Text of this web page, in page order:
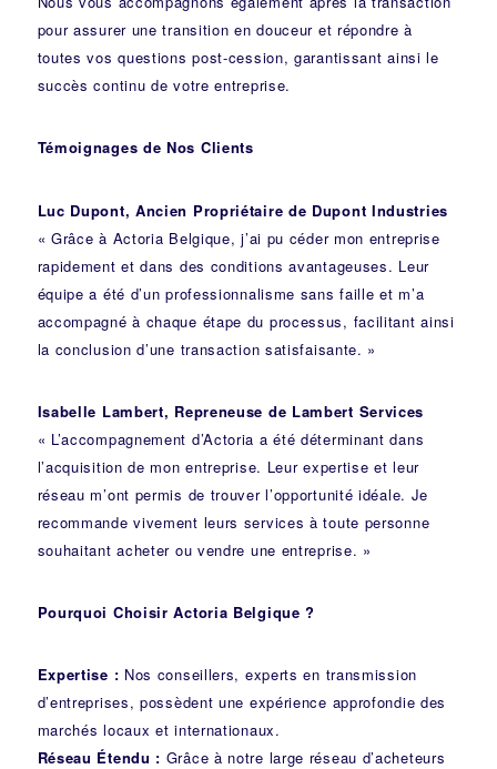
pour assurer une transition en douceur et répondre à
toutes vos questions post-cession, garantissant ainsi le
succès continu de votre entreprise.
Témoignages de Nos Clients
Luc Dupont, Ancien Propriétaire de Dupont Industries
« Grâce à Actoria Belgique, j’ai pu céder mon entreprise
rapidement et dans des conditions avantageuses. Leur
équipe a été d’un professionnalisme sans faille et m’a
accompagné à chaque étape du processus, facilitant ainsi
la conclusion d’une transaction satisfaisante. »
Isabelle Lambert, Repreneuse de Lambert Services
« L’accompagnement d’Actoria a été déterminant dans
l’acquisition de mon entreprise. Leur expertise et leur
réseau m’ont permis de trouver l’opportunité idéale. Je
recommande vivement leurs services à toute personne
souhaitant acheter ou vendre une entreprise. »
Pourquoi Choisir Actoria Belgique ?
Expertise : Nos conseillers, experts en transmission
d’entreprises, possèdent une expérience approfondie des
marchés locaux et internationaux.
Réseau Étendu : Grâce à notre large réseau d’acheteurs